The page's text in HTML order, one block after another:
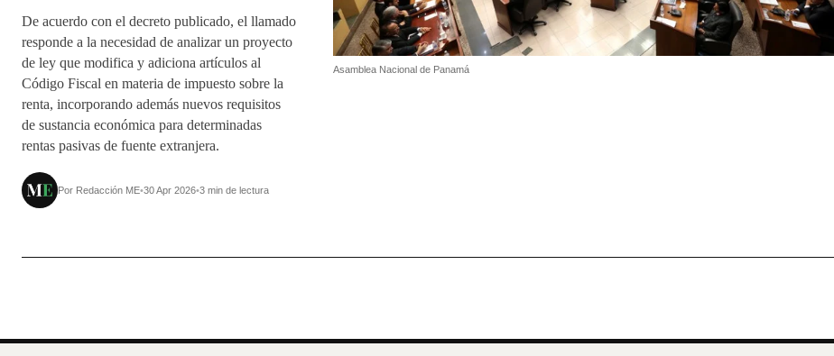
De acuerdo con el decreto publicado, el llamado
responde a la necesidad de analizar un proyecto
de ley que modifica y adiciona artículos al
Código Fiscal en materia de impuesto sobre la
renta, incorporando además nuevos requisitos
de sustancia económica para determinadas
rentas pasivas de fuente extranjera.
Por Redacción ME•30 Apr 2026•3 min de lectura
Asamblea Nacional de Panamá